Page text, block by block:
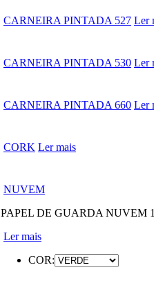
CARNEIRA PINTADA 527 Ler
CARNEIRA PINTADA 530 Ler
CARNEIRA PINTADA 660 Ler
CORK Ler mais
NUVEM
PAPEL DE GUARDA NUVEM
Ler mais
COR: